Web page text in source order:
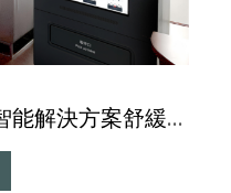
科技助力「走塑」政策 智能解決方案舒緩酒店服務壓力